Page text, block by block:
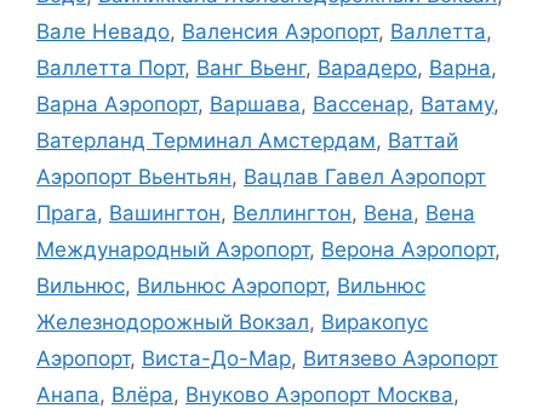
Вале Невадо, Валенсия Аэропорт, Валлетта,
Валлетта Порт, Ванг Вьенг, Варадеро, Варна,
Варна Аэропорт, Варшава, Вассенар, Ватаму,
Ватерланд Терминал Амстердам, Ваттай
Аэропорт Вьентьян, Вацлав Гавел Аэропорт
Прага, Вашингтон, Веллингтон, Вена, Вена
Международный Аэропорт, Верона Аэропорт,
Вильнюс, Вильнюс Аэропорт, Вильнюс
Железнодорожный Вокзал, Виракопус
Аэропорт, Виста-До-Мар, Витязево Аэропорт
Анапа, Влёра, Внуково Аэропорт Москва,